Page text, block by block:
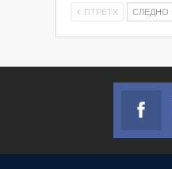
ПТРЕТХ СЛЕДНО